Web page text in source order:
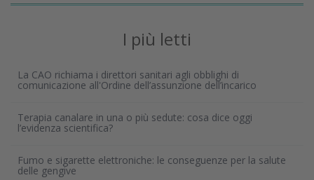
I più letti
La CAO richiama i direttori sanitari agli obblighi di
comunicazione all'Ordine dell’assunzione dell’incarico
Terapia canalare in una o più sedute: cosa dice oggi
l’evidenza scientifica?
Fumo e sigarette elettroniche: le conseguenze per la salute
delle gengive